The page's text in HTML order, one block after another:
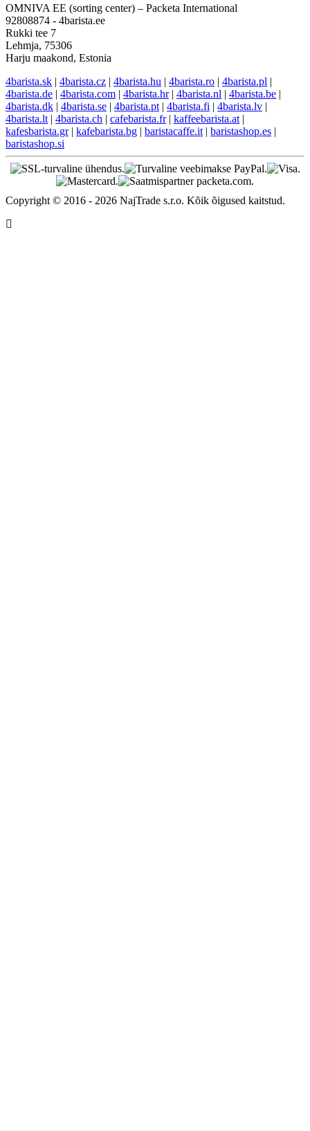
OMNIVA EE (sorting center) – Packeta International
92808874 - 4barista.ee
Rukki tee 7
Lehmja, 75306
Harju maakond, Estonia
4barista.sk | 4barista.cz | 4barista.hu | 4barista.ro | 4barista.pl |
4barista.de | 4barista.com | 4barista.hr| 4barista.nl | 4barista.be |
4barista.dk | 4barista.se | 4barista.pt | 4barista.fi | 4barista.lv |
4barista.lt | 4barista.ch | cafebarista.fr| kaffeebarista.at |
kafesbarista.gr| kafebarista.bg | baristacaffe.it | baristashop.es |
baristashop.si
Copyright © 2016 - 2026 NajTrade s.r.o. Kõik õigused kaitstud.